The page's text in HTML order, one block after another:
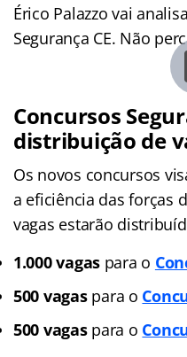
Érico Palazzo vai
Segurança CE. Não
Concursos
distribuição de
Os novos concursos
a eficiência das forças
vagas estarão
1.000 vagas para o
500 vagas para o
500 vagaspara o